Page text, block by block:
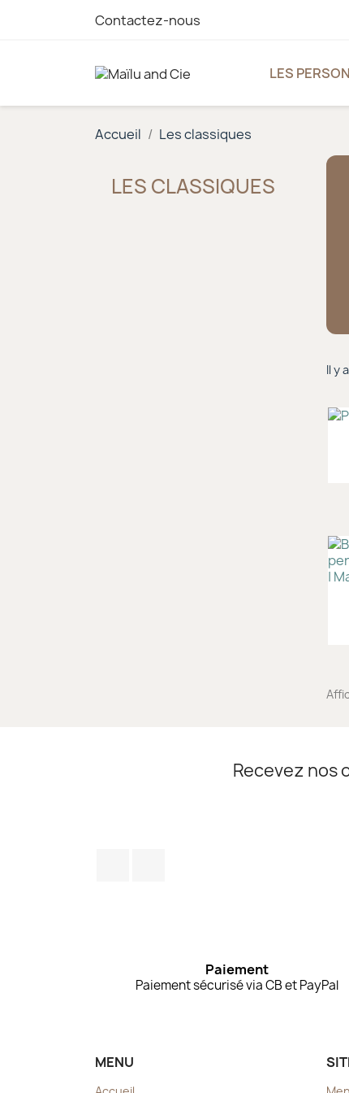
Contactez-nous
LES
Accueil Les classiques
LES CLASSIQUES
Il y
Recevez nos
Paiement
Paiement sécurisé via CB et PayPal
MENU